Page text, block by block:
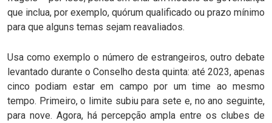
que inclua, por exemplo, quórum qualificado ou prazo mínimo
para que alguns temas sejam reavaliados.
Usa como exemplo o número de estrangeiros, outro debate
levantado durante o Conselho desta quinta: até 2023, apenas
cinco podiam estar em campo por um time ao mesmo
tempo. Primeiro, o limite subiu para sete e, no ano seguinte,
para nove. Agora, há percepção ampla entre os clubes de